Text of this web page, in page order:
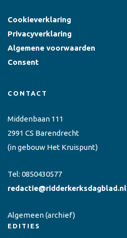
Cookieverklaring
Privacyverklaring
Algemene voorwaarden
Consent
CONTACT
Middenbaan 111
2991 CS Barendrecht
(in gebouw Het Kruispunt)
Tel: 0850430577
redactie@ridderkerksdagblad.nl
Algemeen(archief)
EDITIES